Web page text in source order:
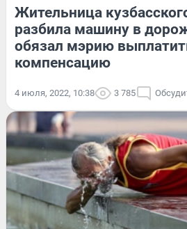
Жительница
разбила машину в
обязал мэрию
компенсацию
4 июля, 2022, 10:38 3 785